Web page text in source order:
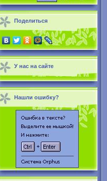
Поделиться
У нас на сайте
Нашли ошибку?